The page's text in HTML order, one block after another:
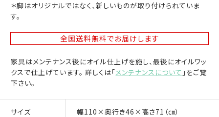
＊脚はオリジナルではなく、新しいものが取り付けられていま
す。
全国送料無料でお届けします
家具はメンテナンス後にオイル仕上げを施し、最後にオイルワッ
クスで仕上げています。 詳しくは「メンテナンスについて 」をご覧
下さい。
サイズ 幅110×奥行き46×高さ71（㎝）